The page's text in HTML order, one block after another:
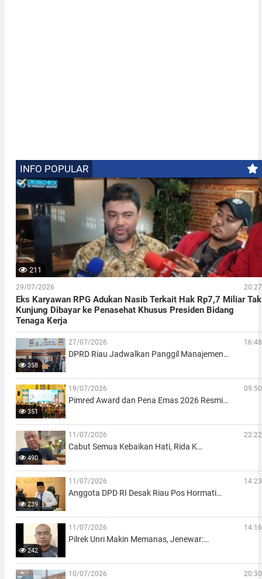
INFO POPULAR
211
29/07/2026 20:27
Eks Karyawan RPG Adukan Nasib Terkait Hak Rp7,7 Miliar Tak
Kunjung Dibayar ke Penasehat Khusus Presiden Bidang
Tenaga Kerja
358
27/07/2026 16:48
DPRD Riau Jadwalkan Panggil Manajemen…
351
19/07/2026 09:50
Pimred Award dan Pena Emas 2026 Resmi…
490
11/07/2026 22:22
Cabut Semua Kebaikan Hati, Rida K…
239
11/07/2026 14:23
Anggota DPD RI Desak Riau Pos Hormati…
242
11/07/2026 14:16
Pilrek Unri Makin Memanas, Jenewar:…
10/07/2026 20:30